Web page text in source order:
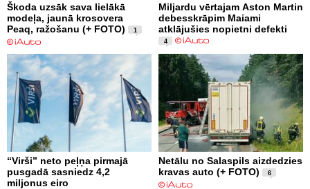
Škoda uzsāk sava lielākā
modeļa, jaunā krosovera
Peaq, ražošanu (+ FOTO)
1
Miljardu vērtajam Aston Martin
debesskrāpim Maiami
atklājušies nopietni defekti
4
“Virši” neto peļņa pirmajā
pusgadā sasniedz 4,2
miljonus eiro
Netālu no Salaspils aizdedzies
kravas auto (+ FOTO)
6